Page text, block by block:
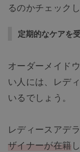
るのかチェック
定期的なケアを
オーダーメイド
い人には、レデ
いるでしょう。
レディースアデ
ザイナーが在籍